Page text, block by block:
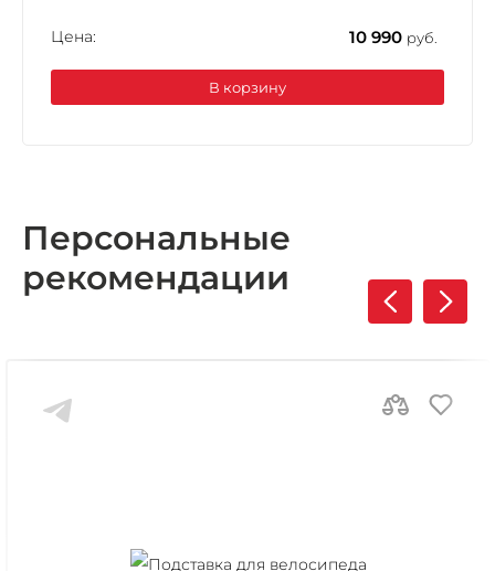
Цена: 10 990 руб.
В корзину
Персональные
рекомендации